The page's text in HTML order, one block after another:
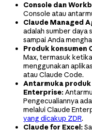
Console dan
Console atau
Claude Managed
adalah sumber
sampai Anda
Produk konsumen
Max, termasuk
menggunakan
atau Claude Code.
Antarmuka produk
Enterprise:
Pengecualiannya
melalui Claude
yang dicakup ZDR.
Claude for Excel: